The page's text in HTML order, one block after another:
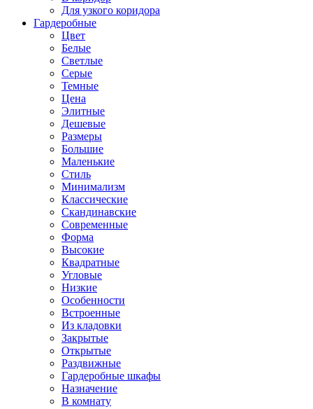
Для узкого коридора
Гардеробные
Цвет
Белые
Светлые
Серые
Темные
Цена
Элитные
Дешевые
Размеры
Большие
Маленькие
Стиль
Минимализм
Классические
Скандинавские
Современные
Форма
Высокие
Квадратные
Угловые
Низкие
Особенности
Встроенные
Из кладовки
Закрытые
Открытые
Раздвижные
Гардеробные шкафы
Назначение
В комнату